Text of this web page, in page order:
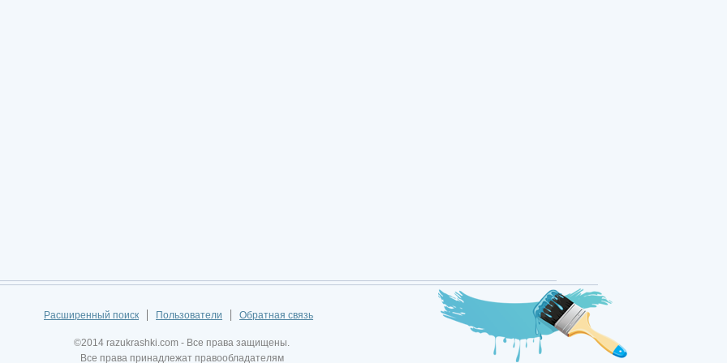
Расширенный поиск Пользователи Обратная связь
©2014 razukrashki.com - Все права защищены.
Все права принадлежат правообладателям